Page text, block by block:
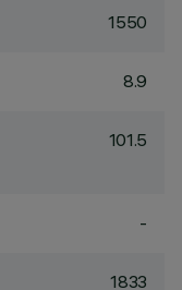
1550
8.9
101.5
-
1833